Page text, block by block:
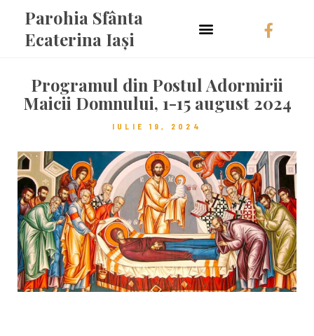
Parohia Sfânta
Ecaterina Iași
Programul din Postul Adormirii
Maicii Domnului, 1-15 august 2024
IULIE 19, 2024